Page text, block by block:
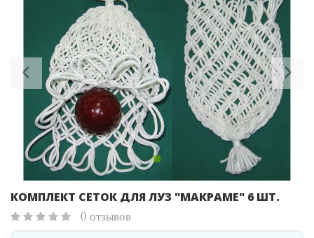
Previous
КОМПЛЕКТ СЕТОК ДЛЯ ЛУЗ "МАКРАМЕ" 6 ШТ.
0 отзывов